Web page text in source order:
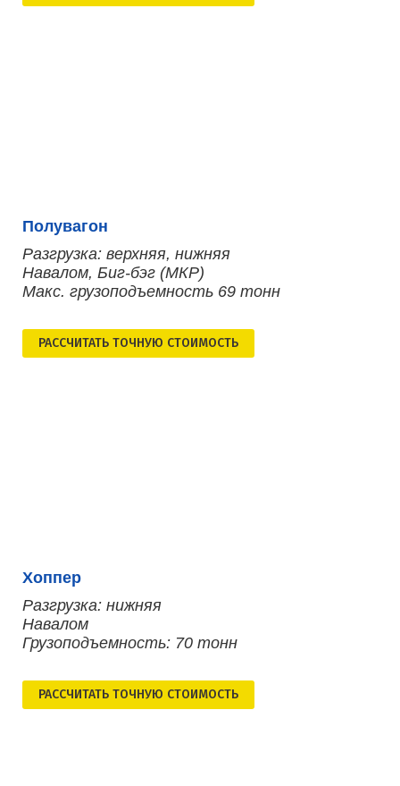
Полувагон
Разгрузка: верхняя, нижняя
Навалом, Биг-бэг (МКР)
Макс. грузоподъемность 69 тонн
РАСCЧИТАТЬ ТОЧНУЮ СТОИМОСТЬ
Хоппер
Разгрузка: нижняя
Навалом
Грузоподъемность: 70 тонн
РАСCЧИТАТЬ ТОЧНУЮ СТОИМОСТЬ